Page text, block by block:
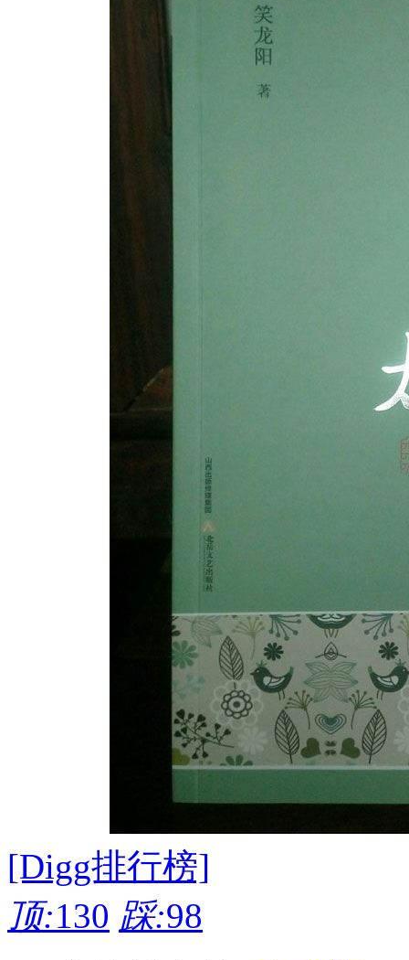
[Digg排行榜]
顶:130 踩:98